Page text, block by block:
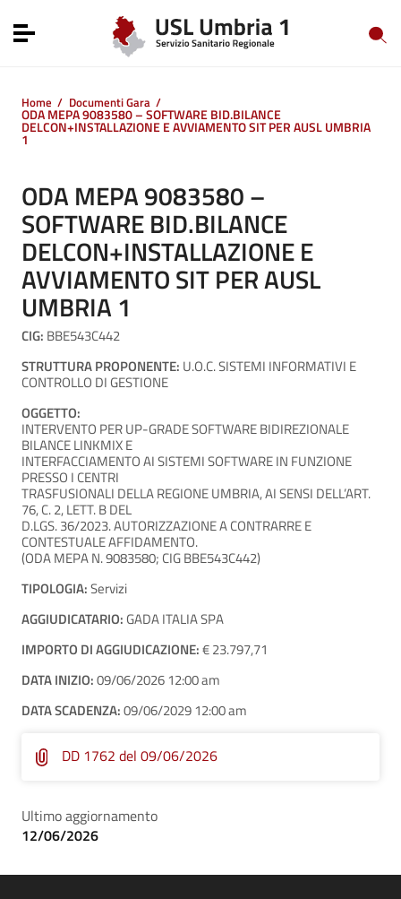
Vai al menu di navigazione
Toggle navigation
Home / Documenti Gara /
ODA MEPA 9083580 – SOFTWARE BID.BILANCE
DELCON+INSTALLAZIONE E AVVIAMENTO SIT PER AUSL UMBRIA
1
ODA MEPA 9083580 –
SOFTWARE BID.BILANCE
DELCON+INSTALLAZIONE E
AVVIAMENTO SIT PER AUSL
UMBRIA 1
CIG: BBE543C442
STRUTTURA PROPONENTE: U.O.C. SISTEMI INFORMATIVI E
CONTROLLO DI GESTIONE
OGGETTO:
INTERVENTO PER UP-GRADE SOFTWARE BIDIREZIONALE
BILANCE LINKMIX E
INTERFACCIAMENTO AI SISTEMI SOFTWARE IN FUNZIONE
PRESSO I CENTRI
TRASFUSIONALI DELLA REGIONE UMBRIA, AI SENSI DELL’ART.
76, C. 2, LETT. B DEL
D.LGS. 36/2023. AUTORIZZAZIONE A CONTRARRE E
CONTESTUALE AFFIDAMENTO.
(ODA MEPA N. 9083580; CIG BBE543C442)
TIPOLOGIA:Servizi
AGGIUDICATARIO: GADA ITALIA SPA
IMPORTO DI AGGIUDICAZIONE:€ 23.797,71
DATA INIZIO:09/06/2026 12:00 am
DATA SCADENZA:09/06/2029 12:00 am
DD 1762 del 09/06/2026
Ultimo aggiornamento
12/06/2026